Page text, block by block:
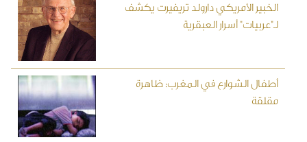
الخبير الأمريكي دارولد تريفيرت يكشف
لـ"عربيات" أسرار العبقرية
أطفال الشوارع في المغرب: ظاهرة
مقلقة